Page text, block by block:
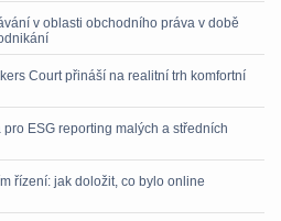
v oblasti obchodního práva v době
Court přináší na realitní trh komfortní
ESG reporting malých a středních
řízení: jak doložit, co bylo online